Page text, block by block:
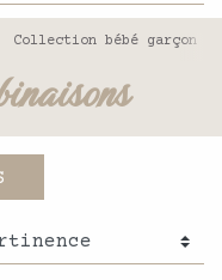
Collection bébé garçon